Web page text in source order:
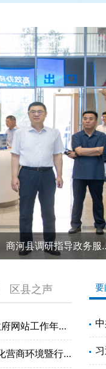
党组书记刘敬涛赴
区县之声
2025年度济南市行政审批服务局政府网站工作年度报表
济南市行政审批服务局举办全市优化营商环境暨行政审批制度改革和政府职能转变专题培训班